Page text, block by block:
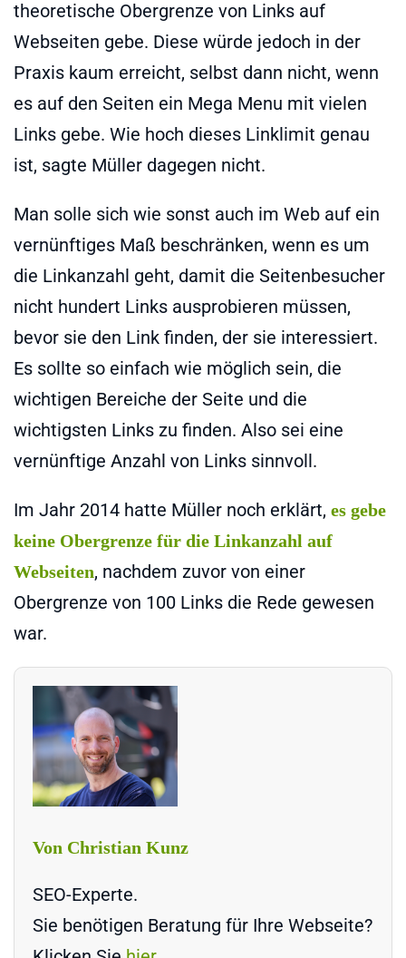
theoretische Obergrenze von Links auf
Webseiten gebe. Diese würde jedoch in der
Praxis kaum erreicht, selbst dann nicht, wenn
es auf den Seiten ein Mega Menu mit vielen
Links gebe. Wie hoch dieses Linklimit genau
ist, sagte Müller dagegen nicht.
Man solle sich wie sonst auch im Web auf ein
vernünftiges Maß beschränken, wenn es um
die Linkanzahl geht, damit die Seitenbesucher
nicht hundert Links ausprobieren müssen,
bevor sie den Link finden, der sie interessiert.
Es sollte so einfach wie möglich sein, die
wichtigen Bereiche der Seite und die
wichtigsten Links zu finden. Also sei eine
vernünftige Anzahl von Links sinnvoll.
Im Jahr 2014 hatte Müller noch erklärt, es gebe
keine Obergrenze für die Linkanzahl auf
Webseiten, nachdem zuvor von einer
Obergrenze von 100 Links die Rede gewesen
war.
Von Christian Kunz
SEO-Experte.
Sie benötigen Beratung für Ihre Webseite?